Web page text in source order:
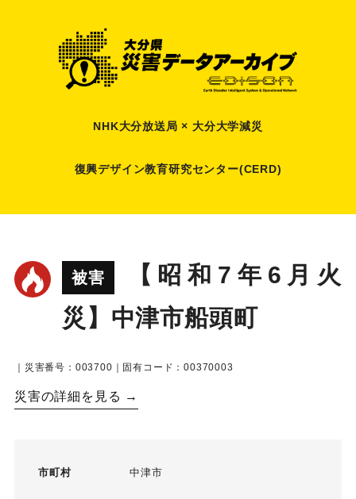
NHK大分放送局 × 大分大学減災
復興デザイン教育研究センター(CERD)
被害
【昭和7年6月火
災】中津市船頭町
｜災害番号：003700｜固有コード：00370003
災害の詳細を見る →
市町村 中津市